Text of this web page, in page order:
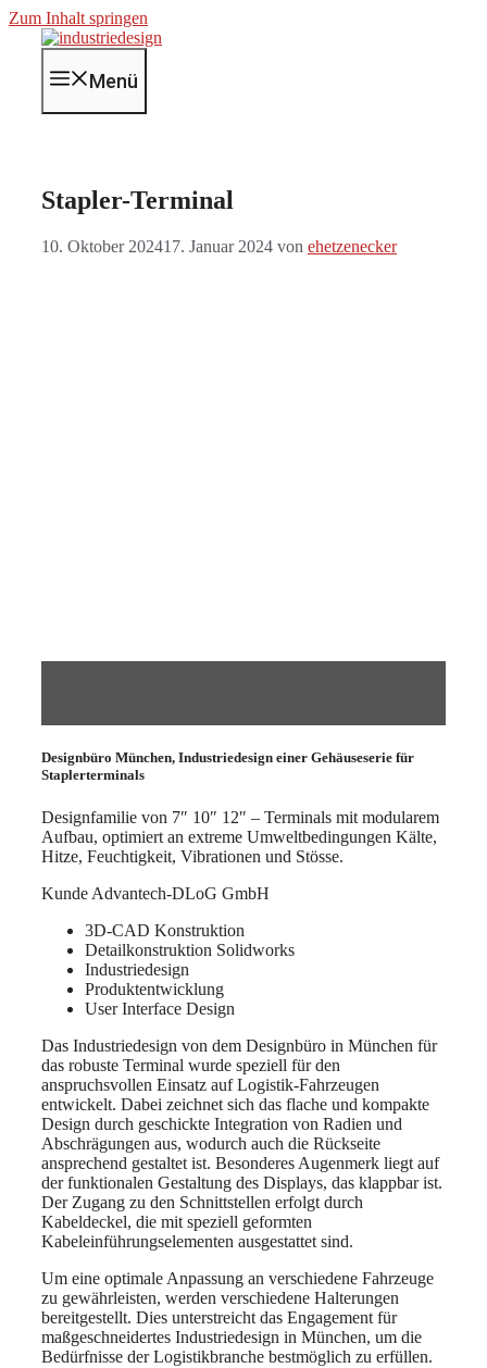
Zum Inhalt springen
Menü
Stapler-Terminal
10. Oktober 202417. Januar 2024 von ehetzenecker
Designbüro München, Industriedesign einer Gehäuseserie für
Staplerterminals
Designfamilie von 7″ 10″ 12″ – Terminals mit modularem
Aufbau, optimiert an extreme Umweltbedingungen Kälte,
Hitze, Feuchtigkeit, Vibrationen und Stösse.
KundeAdvantech-DLoG GmbH
3D-CAD Konstruktion
Detailkonstruktion Solidworks
Industriedesign
Produktentwicklung
User Interface Design
Das Industriedesign von dem Designbüro in München für
das robuste Terminal wurde speziell für den
anspruchsvollen Einsatz auf Logistik-Fahrzeugen
entwickelt. Dabei zeichnet sich das flache und kompakte
Design durch geschickte Integration von Radien und
Abschrägungen aus, wodurch auch die Rückseite
ansprechend gestaltet ist. Besonderes Augenmerk liegt auf
der funktionalen Gestaltung des Displays, das klappbar ist.
Der Zugang zu den Schnittstellen erfolgt durch
Kabeldeckel, die mit speziell geformten
Kabeleinführungselementen ausgestattet sind.
Um eine optimale Anpassung an verschiedene Fahrzeuge
zu gewährleisten, werden verschiedene Halterungen
bereitgestellt. Dies unterstreicht das Engagement für
maßgeschneidertes Industriedesign in München, um die
Bedürfnisse der Logistikbranche bestmöglich zu erfüllen.